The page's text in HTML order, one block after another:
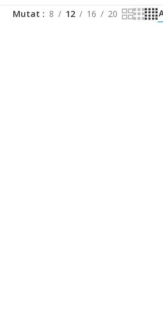
Mutat 8 12 16 20